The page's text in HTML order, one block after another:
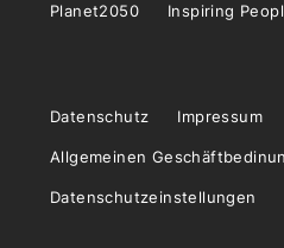
Planet2050 Inspiring
Datenschutz Impressum
Allgemeinen
Datenschutzeinstellungen